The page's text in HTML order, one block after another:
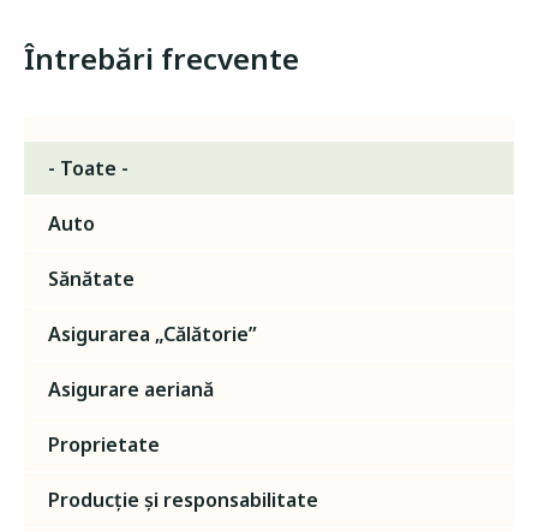
Întrebări frecvente
- Toate -
Auto
Sănătate
Asigurarea „Călătorie”
Asigurare aeriană
Proprietate
Producție și responsabilitate